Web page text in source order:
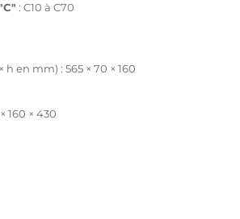
: C10 à C70
h en mm) : 565 × 70 × 160
160 × 430